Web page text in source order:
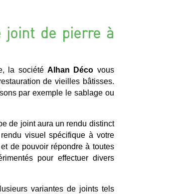
joint de pierre à
la société Alhan Déco vous
de vieilles bâtisses.
par exemple le sablage ou
de joint aura un rendu distinct
visuel spécifique à votre
de pouvoir répondre à toutes
pour effectuer divers
variantes de joints tels